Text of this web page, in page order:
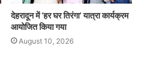
देहरादून में ‘हर घर तिरंगा’ यात्रा कार्यक्रम
आयोजित किया गया
August 10, 2026